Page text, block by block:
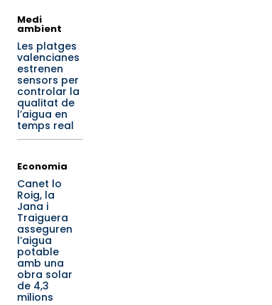
Medi
ambient
Les platges
valencianes
estrenen
sensors per
controlar la
qualitat de
l’aigua en
temps real
Economia
Canet lo
Roig, la
Jana i
Traiguera
asseguren
l’aigua
potable
amb una
obra solar
de 4,3
milions